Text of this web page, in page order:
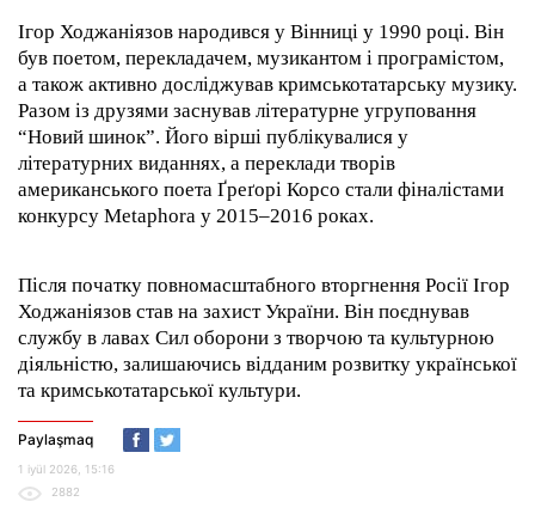
Ігор Ходжаніязов народився у Вінниці у 1990 році. Він
був поетом, перекладачем, музикантом і програмістом,
а також активно досліджував кримськотатарську музику.
Разом із друзями заснував літературне угруповання
“Новий шинок”. Його вірші публікувалися у
літературних виданнях, а переклади творів
американського поета Ґреґорі Корсо стали фіналістами
конкурсу Metaphora у 2015–2016 роках.
Після початку повномасштабного вторгнення Росії Ігор
Ходжаніязов став на захист України. Він поєднував
службу в лавах Сил оборони з творчою та культурною
діяльністю, залишаючись відданим розвитку української
та кримськотатарської культури.
Paylaşmaq
1 iyül 2026, 15:16
2882